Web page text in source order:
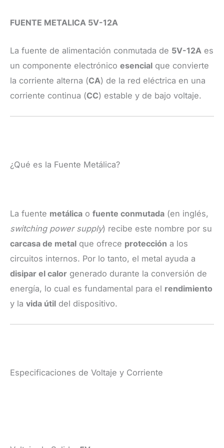
FUENTE METALICA 5V-12A
La fuente de alimentación conmutada de 5V-12A es
un componente electrónico esencial que convierte
la corriente alterna (CA) de la red eléctrica en una
corriente continua (CC) estable y de bajo voltaje.
¿Qué es la Fuente Metálica?
La fuente metálica o fuente conmutada (en inglés,
switching power supply) recibe este nombre por su
carcasa de metal que ofrece protección a los
circuitos internos. Por lo tanto, el metal ayuda a
disipar el calor generado durante la conversión de
energía, lo cual es fundamental para el rendimiento
y la vida útil del dispositivo.
Especificaciones de Voltaje y Corriente